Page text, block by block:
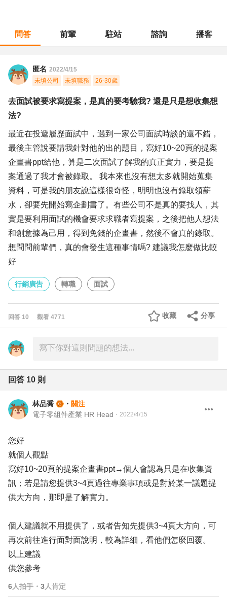
問答 前輩 駐站 諮詢 播客
匿名 2022/4/15
未填公司
未填職務 26-30歲
去面試被要求寫提案，是真的要考驗我? 還是只是想收集想
法?
最近在投遞履歷面試中，遇到一家公司面試時談的還不錯，
最後主管說要請我針對他的出的題目，寫好10~20頁的提案
企畫書ppt給他，算是二次面試了解我的真正實力，要是提
案通過了我才會被錄取。 我本來也沒有想太多就開始蒐集
資料，可是我的朋友說這樣很奇怪，明明也沒有錄取領薪
水，卻要先開始寫企劃書了。有些公司不是真的要找人，其
實是要利用面試的機會要求求職者寫提案，之後把他人想法
和創意據為己用，得到免錢的企畫書，然後不會真的錄取。
想問問前輩們，真的會發生這種事情嗎? 建議我怎麼做比較
好
行銷廣告 轉職 面試
回答 10 觀看 4771 分享
收藏
回答 10 則
林品喬 ・ 關注
電子零組件產業 HR Head ・ 2022/4/15
您好
就個人觀點
寫好10~20頁的提案企畫書ppt→個人會認為只是在收集資
訊；若是請您提供3~4頁過往專業事項或是對於某一議題提
供大方向，那即是了解實力。
個人建議就不用提供了，或者告知先提供3~4頁大方向，可
再次前往進行面對面說明，較為詳細，看他們怎麼回覆。
以上建議
供您參考
6人拍手 ・ 3人肯定